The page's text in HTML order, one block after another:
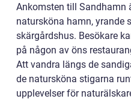
Ankomsten till Sandhamn
natursköna hamn, yrande
skärgårdshus. Besökare
på någon av öns
Att vandra längs de
de natursköna stigarna
upplevelser för